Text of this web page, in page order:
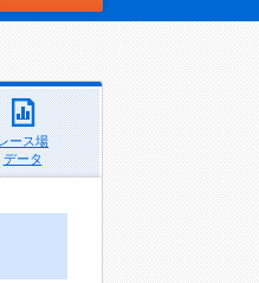
ース場
データ